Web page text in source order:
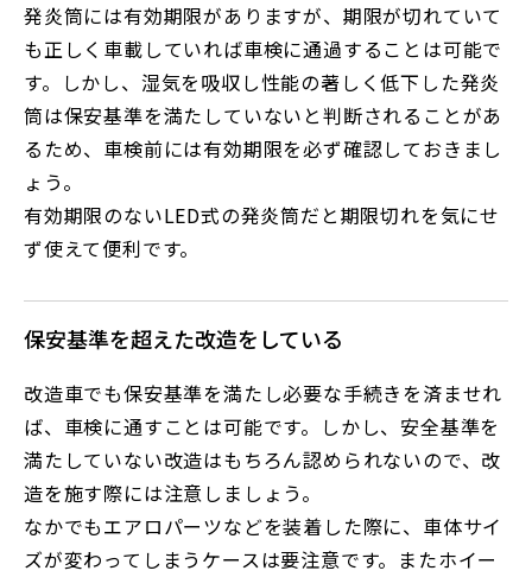
発炎筒には有効期限がありますが、期限が切れていて
も正しく車載していれば車検に通過することは可能で
す。しかし、湿気を吸収し性能の著しく低下した発炎
筒は保安基準を満たしていないと判断されることがあ
るため、車検前には有効期限を必ず確認しておきまし
ょう。
有効期限のないLED式の発炎筒だと期限切れを気にせ
ず使えて便利です。
保安基準を超えた改造をしている
改造車でも保安基準を満たし必要な手続きを済ませれ
ば、車検に通すことは可能です。しかし、安全基準を
満たしていない改造はもちろん認められないので、改
造を施す際には注意しましょう。
なかでもエアロパーツなどを装着した際に、車体サイ
ズが変わってしまうケースは要注意です。またホイー